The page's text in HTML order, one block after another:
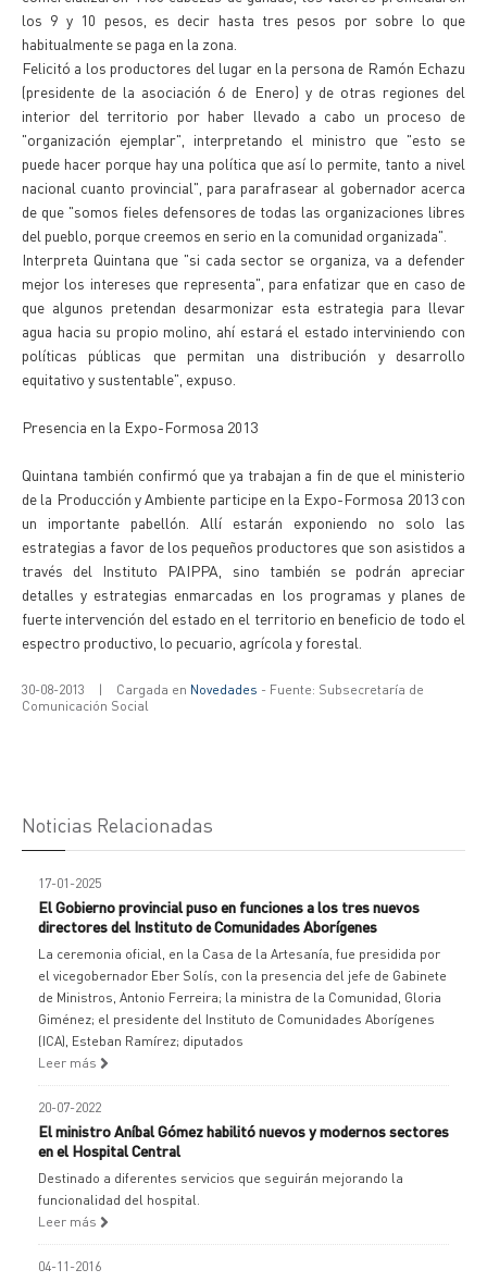
los 9 y 10 pesos, es decir hasta tres pesos por sobre lo que
habitualmente se paga en la zona.
Felicitó a los productores del lugar en la persona de Ramón Echazu
(presidente de la asociación 6 de Enero) y de otras regiones del
interior del territorio por haber llevado a cabo un proceso de
"organización ejemplar", interpretando el ministro que "esto se
puede hacer porque hay una política que así lo permite, tanto a nivel
nacional cuanto provincial", para parafrasear al gobernador acerca
de que "somos fieles defensores de todas las organizaciones libres
del pueblo, porque creemos en serio en la comunidad organizada".
Interpreta Quintana que "si cada sector se organiza, va a defender
mejor los intereses que representa", para enfatizar que en caso de
que algunos pretendan desarmonizar esta estrategia para llevar
agua hacia su propio molino, ahí estará el estado interviniendo con
políticas públicas que permitan una distribución y desarrollo
equitativo y sustentable", expuso.
Presencia en la Expo-Formosa 2013
Quintana también confirmó que ya trabajan a fin de que el ministerio
de la Producción y Ambiente participe en la Expo-Formosa 2013 con
un importante pabellón. Allí estarán exponiendo no solo las
estrategias a favor de los pequeños productores que son asistidos a
través del Instituto PAIPPA, sino también se podrán apreciar
detalles y estrategias enmarcadas en los programas y planes de
fuerte intervención del estado en el territorio en beneficio de todo el
espectro productivo, lo pecuario, agrícola y forestal.
30-08-2013 | Cargada en Novedades - Fuente: Subsecretaría de
Comunicación Social
Noticias Relacionadas
17-01-2025
El Gobierno provincial puso en funciones a los tres nuevos
directores del Instituto de Comunidades Aborígenes
La ceremonia oficial, en la Casa de la Artesanía, fue presidida por
el vicegobernador Eber Solís, con la presencia del jefe de Gabinete
de Ministros, Antonio Ferreira; la ministra de la Comunidad, Gloria
Giménez; el presidente del Instituto de Comunidades Aborígenes
(ICA), Esteban Ramírez; diputados
Leer más
20-07-2022
El ministro Aníbal Gómez habilitó nuevos y modernos sectores
en el Hospital Central
Destinado a diferentes servicios que seguirán mejorando la
funcionalidad del hospital.
Leer más
04-11-2016